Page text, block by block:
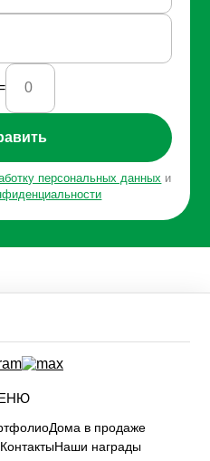
персональных данных и
Дома в продаже
КонтактыНаши награды